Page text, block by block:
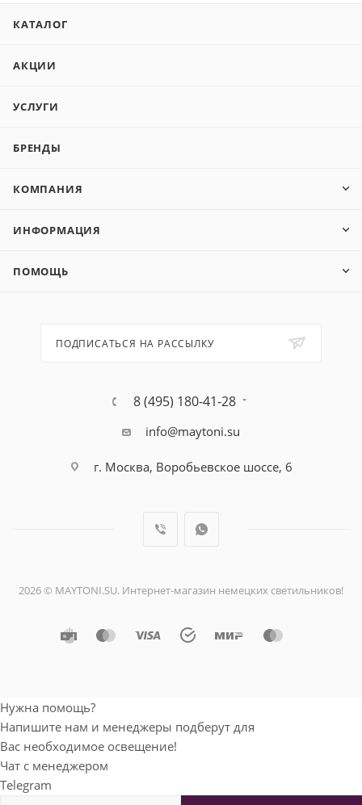
КАТАЛОГ
АКЦИИ
УСЛУГИ
БРЕНДЫ
КОМПАНИЯ
ИНФОРМАЦИЯ
ПОМОЩЬ
ПОДПИСАТЬСЯ НА РАССЫЛКУ
8 (495) 180-41-28
info@maytoni.su
г. Москва, Воробьевское шоссе, 6
2026 © MAYTONI.SU. Интернет-магазин немецких светильников!
Нужна помощь?
Напишите нам и менеджеры подберут для
Вас необходимое освещение!
Чат с менеджером
Telegram